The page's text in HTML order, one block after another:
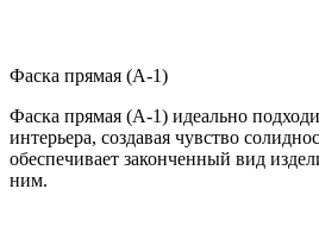
Фаска прямая (A-1)
Фаска прямая (A-1) идеально
интерьера, создавая чувство
обеспечивает законченный вид
ним.